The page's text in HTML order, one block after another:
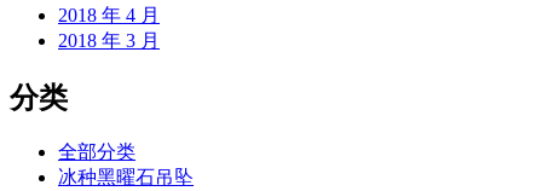
2018 年 4 月
2018 年 3 月
分类
全部分类
冰种黑曜石吊坠